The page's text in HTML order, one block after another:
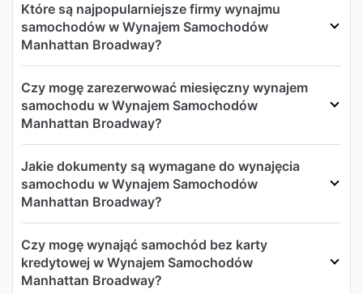
Które są najpopularniejsze firmy wynajmu
samochodów w Wynajem Samochodów
Manhattan Broadway?
Czy mogę zarezerwować miesięczny wynajem
samochodu w Wynajem Samochodów
Manhattan Broadway?
Jakie dokumenty są wymagane do wynajęcia
samochodu w Wynajem Samochodów
Manhattan Broadway?
Czy mogę wynająć samochód bez karty
kredytowej w Wynajem Samochodów
Manhattan Broadway?